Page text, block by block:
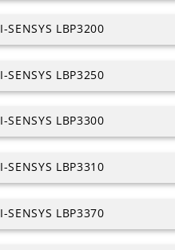
SENSYS LBP3200
SENSYS LBP3250
SENSYS LBP3300
SENSYS LBP3310
SENSYS LBP3370